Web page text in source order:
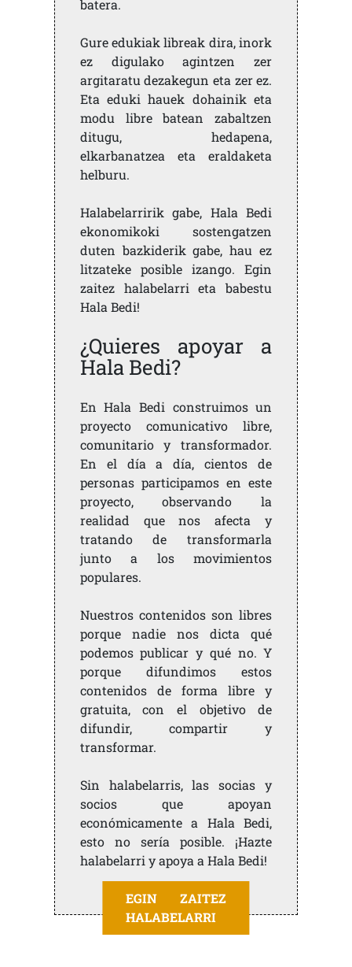
batera.
Gure edukiak libreak dira, inork
ez digulako agintzen zer
argitaratu dezakegun eta zer ez.
Eta eduki hauek dohainik eta
modu libre batean zabaltzen
ditugu, hedapena,
elkarbanatzea eta eraldaketa
helburu.
Halabelarririk gabe, Hala Bedi
ekonomikoki sostengatzen
duten bazkiderik gabe, hau ez
litzateke posible izango. Egin
zaitez halabelarri eta babestu
Hala Bedi!
¿Quieres apoyar a
Hala Bedi?
En Hala Bedi construimos un
proyecto comunicativo libre,
comunitario y transformador.
En el día a día, cientos de
personas participamos en este
proyecto, observando la
realidad que nos afecta y
tratando de transformarla
junto a los movimientos
populares.
Nuestros contenidos son libres
porque nadie nos dicta qué
podemos publicar y qué no. Y
porque difundimos estos
contenidos de forma libre y
gratuita, con el objetivo de
difundir, compartir y
transformar.
Sin halabelarris, las socias y
socios que apoyan
económicamente a Hala Bedi,
esto no sería posible. ¡Hazte
halabelarri y apoya a Hala Bedi!
EGIN ZAITEZ
HALABELARRI